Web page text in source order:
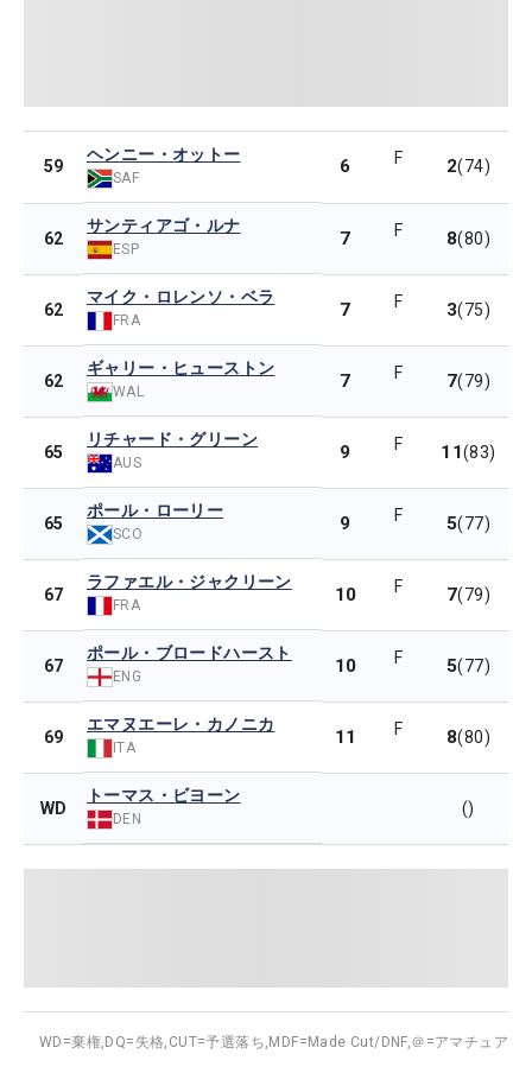
59
ヘンニー・オットー
SAF
6 F 2(74)
62
サンティアゴ・ルナ
ESP 7 F 8(80)
62
マイク・ロレンソ・ベラ
FRA 7 F 3(75)
62
ギャリー・ヒューストン
WAL 7 F 7(79)
65
リチャード・グリーン
AUS 9 F 11(83)
65
ポール・ローリー
SCO 9 F 5(77)
67
ラファエル・ジャクリーン
FRA 10 F 7(79)
67
ポール・ブロードハースト
ENG 10 F 5(77)
69
エマヌエーレ・カノニカ
ITA 11 F 8(80)
WD
トーマス・ビヨーン
DEN
()
WD=棄権, DQ=失格, CUT=予選落ち, MDF=Made Cut/DNF,＠=アマチュア